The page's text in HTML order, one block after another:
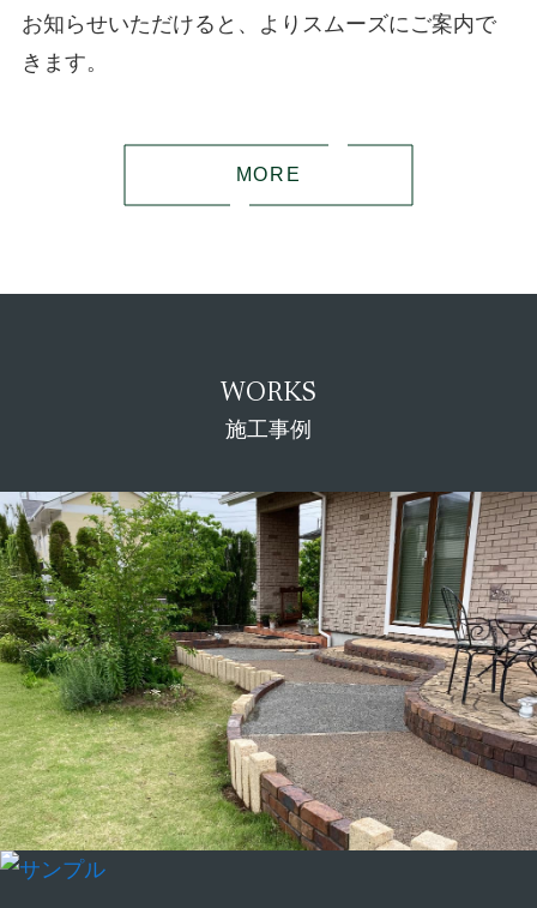
お知らせいただけると、よりスムーズにご案内で
きます。
MORE
WORKS
施工事例